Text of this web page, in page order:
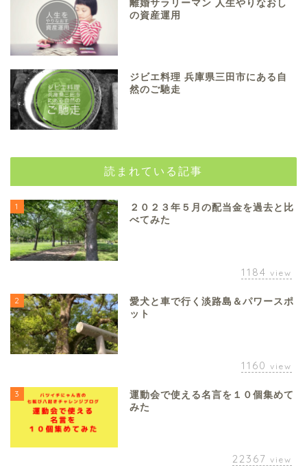
離婚サラリーマン 人生やりなおし
の資産運用
ジビエ料理 兵庫県三田市にある自
然のご馳走
読まれている記事
1
２０２３年５月の配当金を過去と比
べてみた
1184 view
2
愛犬と車で行く淡路島＆パワースポ
ット
1160 view
3
運動会で使える名言を１０個集めて
みた
22367 view